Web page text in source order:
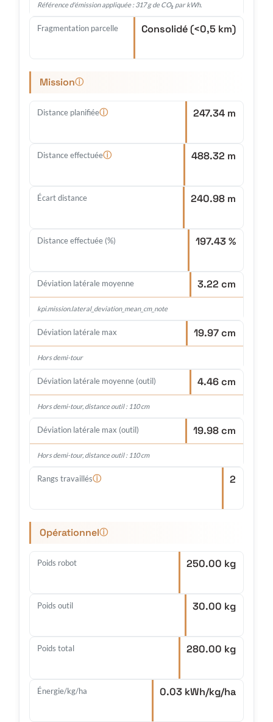
Référence d'émission appliquée : 317 g de CO₂ par kWh.
Fragmentation parcelle Consolidé (<0,5 km)
Missionⓘ
Distance planifiéeⓘ 247.34 m
Distance effectuéeⓘ 488.32 m
Écart distance 240.98 m
Distance effectuée (%) 197.43 %
Déviation latérale moyenne 3.22 cm
kpi.mission.lateral_deviation_mean_cm_note
Déviation latérale max 19.97 cm
Hors demi-tour
Déviation latérale moyenne (outil) 4.46 cm
Hors demi-tour, distance outil : 110 cm
Déviation latérale max (outil) 19.98 cm
Hors demi-tour, distance outil : 110 cm
Rangs travaillésⓘ 2
Opérationnelⓘ
Poids robot 250.00 kg
Poids outil 30.00 kg
Poids total 280.00 kg
Énergie/kg/ha 0.03 kWh/kg/ha